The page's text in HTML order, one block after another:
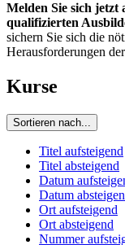
Melden Sie sich jetzt
qualifizierten
sichern Sie sich die
Herausforderungen
Kurse
Sortieren nach...
Titel aufsteigend
Titel absteigend
Datum
Datum
Ort aufsteigend
Ort absteigend
Nummer